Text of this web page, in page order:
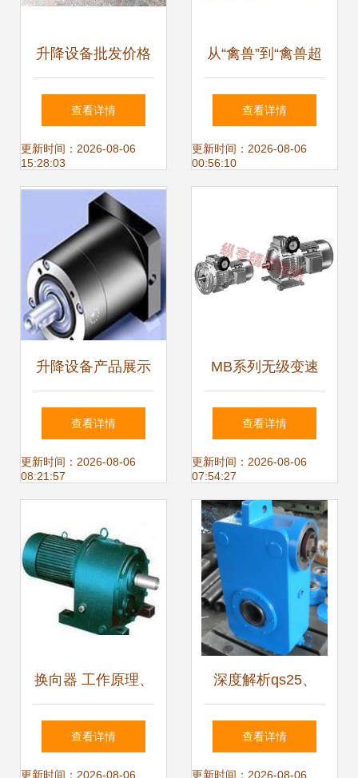
升降设备批发价格
与供应信息解析
查看详情
更新时间：2026-08-06
15:28:03
从“禽兽”到“禽兽超
人” 网络语境下的
语义演变与行业信
查看详情
更新时间：2026-08-06
00:56:10
升降设备产品展示
创新科技与卓越性
能的融合
查看详情
更新时间：2026-08-06
08:21:57
MB系列无级变速
器减速机 高精度传
动的核心解决方案
查看详情
更新时间：2026-08-06
07:54:27
换向器 工作原理、
类型与应用
查看详情
更新时间：2026-08-06
深度解析qs25、
qsc25、qc10与
查看详情
更新时间：2026-08-06